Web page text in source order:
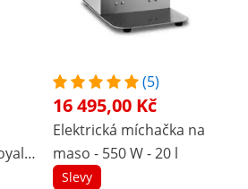
(5)
16 495,00 Kč
Elektrická míchačka na
maso - 550 W - 20 l
Slevy